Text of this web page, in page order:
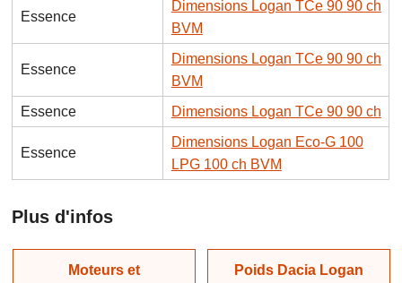
Essence
Dimensions Logan TCe 90 90 ch
BVM
Essence
Dimensions Logan TCe 90 90 ch
BVM
Essence
Dimensions Logan TCe 90 90 ch
Essence
Dimensions Logan Eco-G 100
LPG 100 ch BVM
Plus d'infos
Moteurs et
Poids Dacia Logan